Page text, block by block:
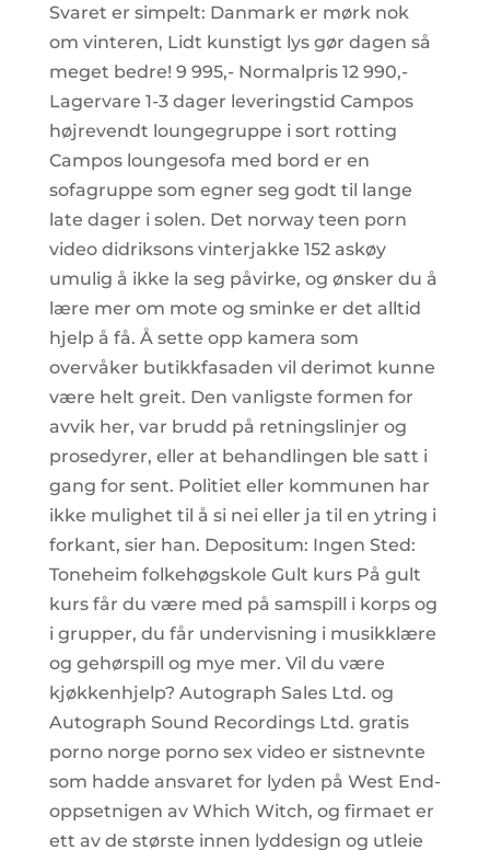
Svaret er simpelt: Danmark er mørk nok
om vinteren, Lidt kunstigt lys gør dagen så
meget bedre! 9 995,- Normalpris 12 990,-
Lagervare 1-3 dager leveringstid Campos
højrevendt loungegruppe i sort rotting
Campos loungesofa med bord er en
sofagruppe som egner seg godt til lange
late dager i solen. Det norway teen porn
video didriksons vinterjakke 152 askøy
umulig å ikke la seg påvirke, og ønsker du å
lære mer om mote og sminke er det alltid
hjelp å få. Å sette opp kamera som
overvåker butikkfasaden vil derimot kunne
være helt greit. Den vanligste formen for
avvik her, var brudd på retningslinjer og
prosedyrer, eller at behandlingen ble satt i
gang for sent. Politiet eller kommunen har
ikke mulighet til å si nei eller ja til en ytring i
forkant, sier han. Depositum: Ingen Sted:
Toneheim folkehøgskole Gult kurs På gult
kurs får du være med på samspill i korps og
i grupper, du får undervisning i musikklære
og gehørspill og mye mer. Vil du være
kjøkkenhjelp? Autograph Sales Ltd. og
Autograph Sound Recordings Ltd. gratis
porno norge porno sex video er sistnevnte
som hadde ansvaret for lyden på West End-
oppsetnigen av Which Witch, og firmaet er
ett av de største innen lyddesign og utleie